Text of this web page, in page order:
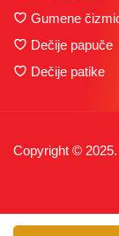
Gumene
Dečije papuče
Dečije patike
Copyright ©